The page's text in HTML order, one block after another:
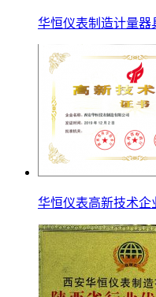
华恒仪表制造计量器
华恒仪表高新技术企